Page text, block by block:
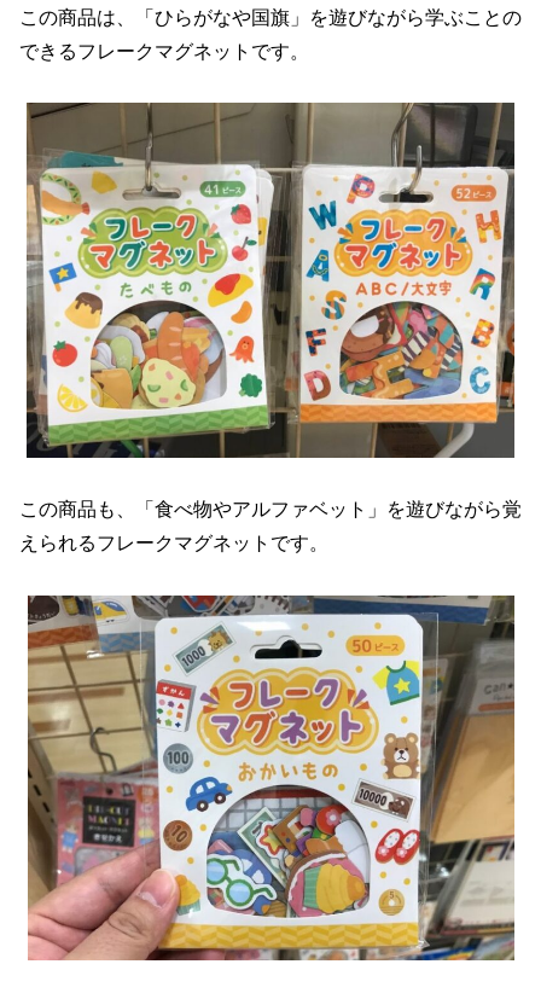
この商品は、「ひらがなや国旗」を遊びながら学ぶことの
できるフレークマグネットです。
この商品も、「食べ物やアルファベット」を遊びながら覚
えられるフレークマグネットです。